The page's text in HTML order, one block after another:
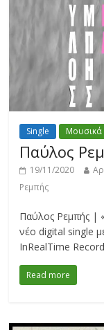
Single
Παύλος
19/11/2020
Ρεμπής
Παύλος Ρεμπής |
νέο digital single
InRealTime
Read more